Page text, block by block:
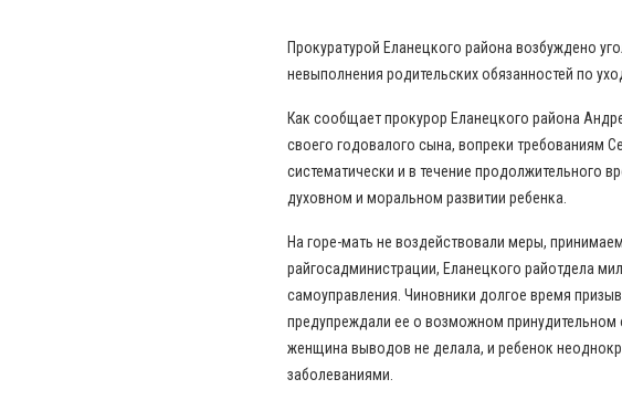
Прокуратурой Еланецкого района возбуждено
невыполнения родительских обязанностей по
Как сообщает прокурор Еланецкого района
своего годовалого сына, вопреки требованиям
систематически и в течение продолжительного
духовном и моральном развитии ребенка.
На горе-мать не воздействовали меры,
райгосадминистрации, Еланецкого райотдела
самоуправления. Чиновники долгое время
предупреждали ее о возможном принудительном
женщина выводов не делала, и ребенок
заболеваниями.